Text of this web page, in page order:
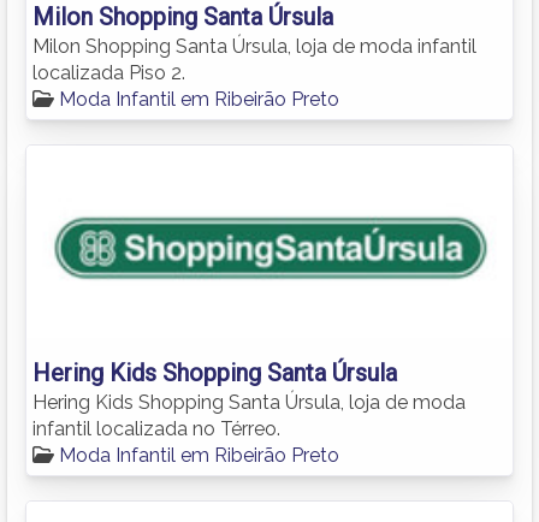
Milon Shopping Santa Úrsula
Milon Shopping Santa Úrsula, loja de moda infantil
localizada Piso 2.
Moda Infantil em Ribeirão Preto
Hering Kids Shopping Santa Úrsula
Hering Kids Shopping Santa Úrsula, loja de moda
infantil localizada no Térreo.
Moda Infantil em Ribeirão Preto